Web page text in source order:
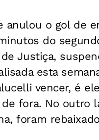
anulou o gol de
do
Justiça,
esta
vencer, é
fora. No outro
foram